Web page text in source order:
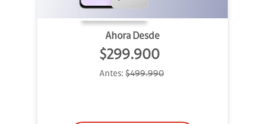
Ahora Desde
$299.900
Antes: $499.990